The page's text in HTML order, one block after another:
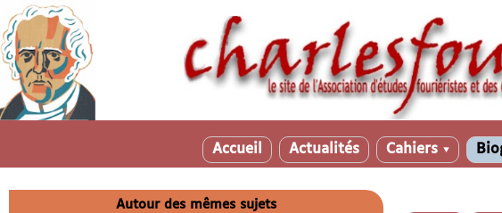
Accueil Actualités Cahiers ▼
Autour des mêmes sujets